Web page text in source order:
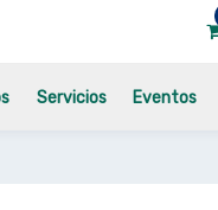
Servicios Eventos